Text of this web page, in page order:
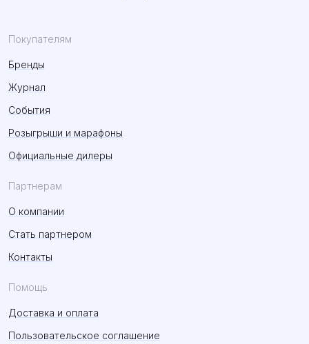
Покупателям
Бренды
Журнал
События
Розыгрыши и марафоны
Официальные дилеры
Партнерам
О компании
Стать партнером
Контакты
Помощь
Доставка и оплата
Пользовательское соглашение